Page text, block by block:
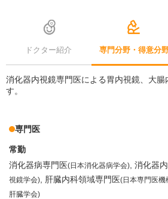
ドクター紹介 専門分野・得意分
消化器内視鏡専門医による胃内視鏡、大腸
す。
専門医
常勤
消化器病専門医(日本消化器病学会) 消化器
視鏡学会)
肝臓内科領域専門医(日本専門医機
肝臓学会)